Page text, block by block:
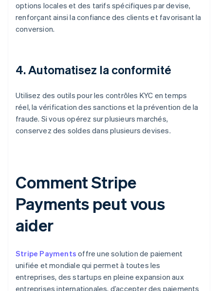
options locales et des tarifs spécifiques par devise,
renforçant ainsi la confiance des clients et favorisant la
conversion.
4. Automatisez la conformité
Utilisez des outils pour les contrôles KYC en temps
réel, la vérification des sanctions et la prévention de la
fraude. Si vous opérez sur plusieurs marchés,
conservez des soldes dans plusieurs devises.
Comment Stripe
Payments peut vous
aider
Stripe Payments offre une solution de paiement
unifiée et mondiale qui permet à toutes les
entreprises, des startups en pleine expansion aux
entreprises internationales, d’accepter des paiements